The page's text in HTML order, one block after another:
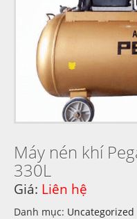
Máy nén khí
330L
Giá: Liên hệ
Danh mục: Uncategorized